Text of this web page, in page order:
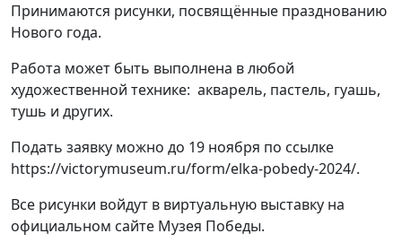
Принимаются рисунки, посвящённые празднованию
Нового года.
Работа может быть выполнена в любой
художественной технике: акварель, пастель, гуашь,
тушь и других.
Подать заявку можно до 19 ноября по ссылке
https://victorymuseum.ru/form/elka-pobedy-2024/.
Все рисунки войдут в виртуальную выставку на
официальном сайте Музея Победы.